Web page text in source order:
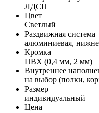
ЛДСП
Цвет
Светлый
Раздвижная система
алюминиевая,
Кромка
ПВХ (0,4 мм, 2 мм)
Внутреннее
на выбор (полки,
Размер
индивидуальный
Цена